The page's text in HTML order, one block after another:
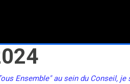
Ensemble" au sein du Conseil, je